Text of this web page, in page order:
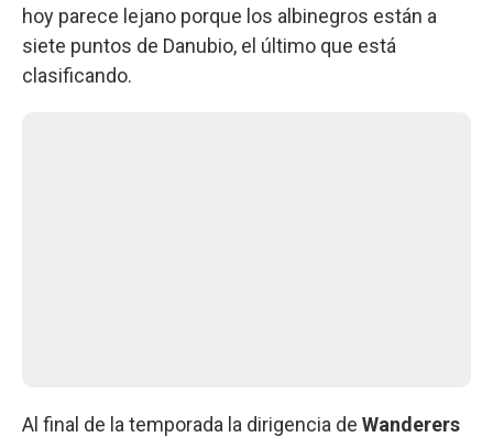
hoy parece lejano porque los albinegros están a
siete puntos de Danubio, el último que está
clasificando.
Al final de la temporada la dirigencia de Wanderers